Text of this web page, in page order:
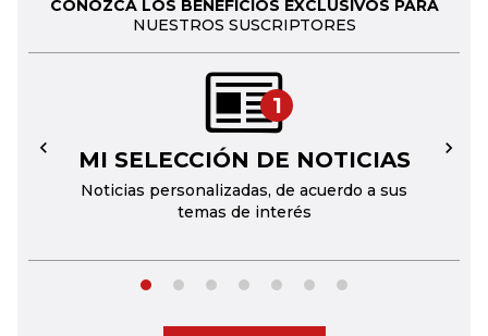
CONOZCA LOS BENEFICIOS EXCLUSIVOS PARA
NUESTROS SUSCRIPTORES
1
MI SELECCIÓN DE NOTICIAS
Noticias personalizadas, de acuerdo a sus
temas de interés
← →